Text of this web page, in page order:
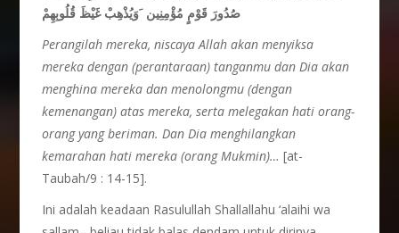
صُدُورَ قَوْمٍ مُؤْمِنِين َوَيُذْهِبْ غَيْظَ قُلُوبِهِمْ
Perangilah mereka, niscaya Allah akan menyiksa
mereka dengan (perantaraan) tanganmu dan Dia akan
menghina mereka dan menolongmu (dengan
kemenangan) atas mereka, serta melegakan hati orang-
orang yang beriman. Dan Dia menghilangkan
kemarahan hati mereka (orang Mukmin)…[at-
Taubah/9 : 14-15].
Ini adalah keadaan Rasulullah Shallallahu ‘alaihi wa